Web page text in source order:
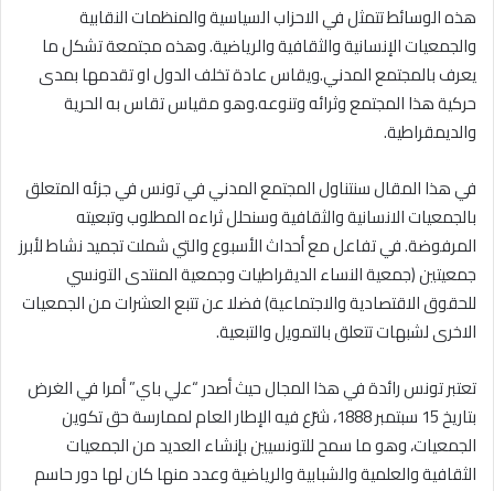
هذه الوسائط تتمثل في الاحزاب السياسية والمنظمات النقابية
والجمعيات الإنسانية والثقافية والرياضية. وهذه مجتمعة تشكل ما
يعرف بالمجتمع المدني.ويقاس عادة تخلف الدول او تقدمها بمدى
حركية هذا المجتمع وثرائه وتنوعه.وهو مقياس تقاس به الحرية
والديمقراطية.
في هذا المقال سنتناول المجتمع المدني في تونس في جزئه المتعلق
بالجمعيات الانسانية والثقافية وسنحلل ثراءه المطلوب وتبعيته
المرفوضة. في تفاعل مع أحداث الأسبوع والتي شملت تجميد نشاط لأبرز
جمعيتين (جمعية النساء الديقراطيات وجمعية المنتدى التونسي
للحقوق الاقتصادية والاجتماعية) فضلا عن تتبع العشرات من الجمعيات
الاخرى لشبهات تتعلق بالتمويل والتبعية.
تعتبر تونس رائدة في هذا المجال حيث أصدر “علي باي” أمرا في الغرض
بتاريخ 15 سبتمبر 1888، شرّع فيه الإطار العام لممارسة حق تكوين
الجمعيات، وهو ما سمح للتونسيين بإنشاء العديد من الجمعيات
الثقافية والعلمية والشبابية والرياضية وعدد منها كان لها دور حاسم